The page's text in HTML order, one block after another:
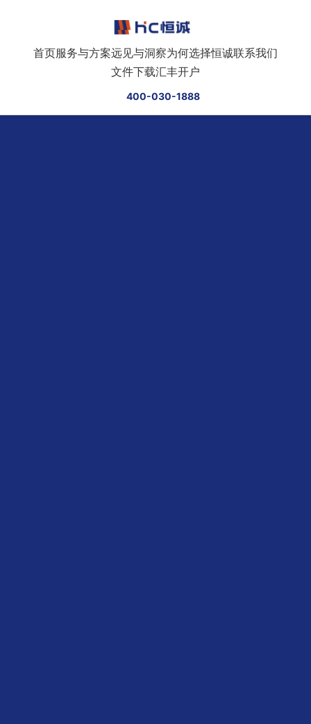
首页服务与方案远见与洞察为何选择恒诚联系我们
文件下载汇丰开户
400-030-1888